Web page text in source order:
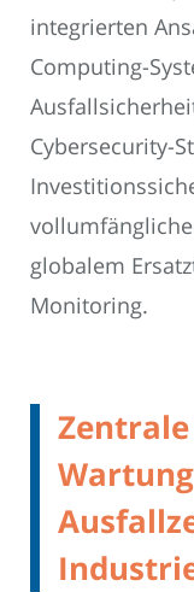
integrierten
Computing-
Cybersecurity-
globalem
Monitoring.